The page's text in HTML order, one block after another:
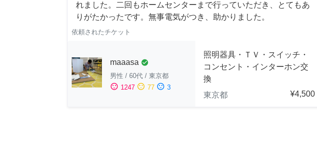
れました。二回もホームセンターまで行っていただき、とてもあ
りがたかったです。無事電気がつき、助かりました。
依頼されたチケット
maaasa check_circle
男性 / 60代 / 東京都
sentiment_satisfied 1247 sentiment_neutral 77 sentiment_dissatisfied 3
照明器具・ＴＶ・スイッチ・
コンセント・インターホン交
換
東京都
¥4,500